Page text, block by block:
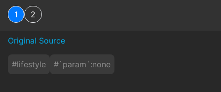
1 2
Original Source
#lifestyle #`param`:none